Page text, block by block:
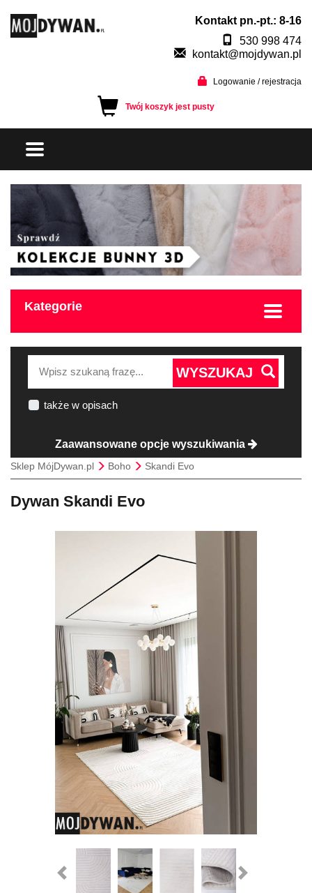
Kontakt pn.-pt.: 8-16
530 998 474
kontakt@mojdywan.pl
Logowanie / rejestracja
Twój koszyk jest pusty
Kategorie
WYSZUKAJ
także w opisach
Zaawansowane opcje wyszukiwania
Sklep MójDywan.pl Boho Skandi Evo
Dywan Skandi Evo